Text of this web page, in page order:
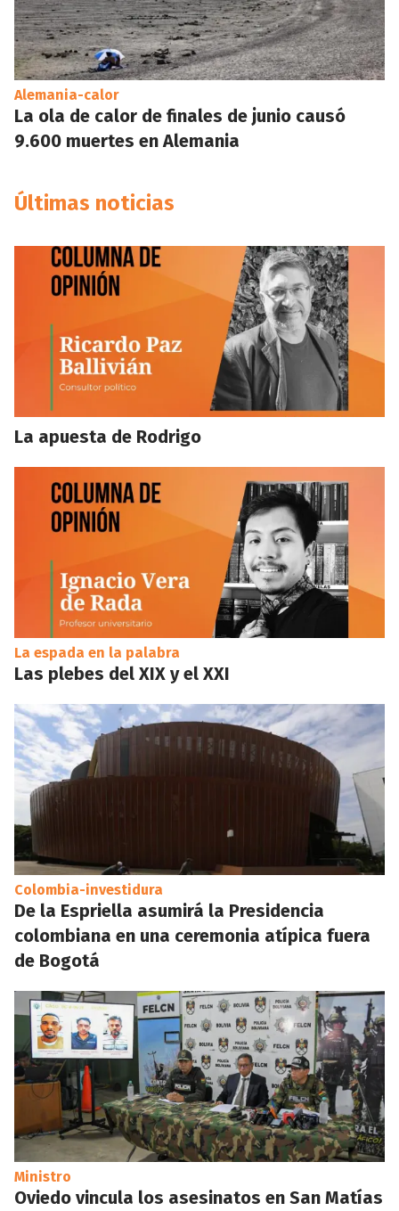
Alemania-calor
La ola de calor de finales de junio causó
9.600 muertes en Alemania
Últimas noticias
La apuesta de Rodrigo
La espada en la palabra
Las plebes del XIX y el XXI
Colombia-investidura
De la Espriella asumirá la Presidencia
colombiana en una ceremonia atípica fuera
de Bogotá
Ministro
Oviedo vincula los asesinatos en San Matías